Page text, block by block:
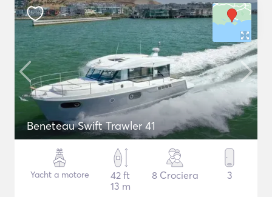
Beneteau Swift Trawler 41
Yacht a motore
42 ft
13 m
8 Crociera 3